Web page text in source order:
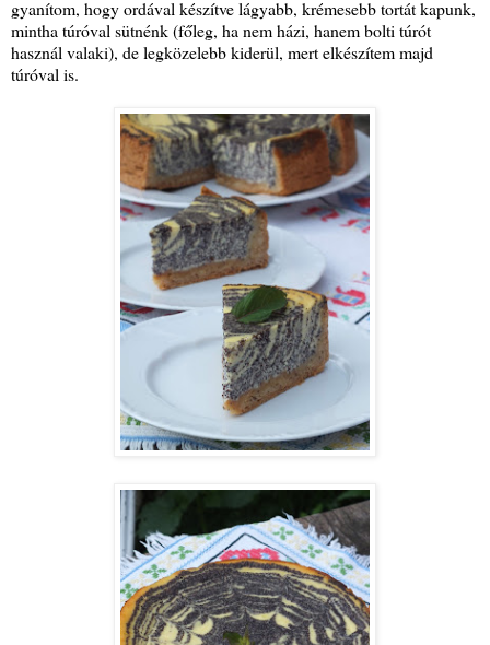
gyanítom, hogy ordával készítve lágyabb, krémesebb tortát kapunk,
mintha túróval sütnénk (főleg, ha nem házi, hanem bolti túrót
használ valaki), de legközelebb kiderül, mert elkészítem majd
túróval is.